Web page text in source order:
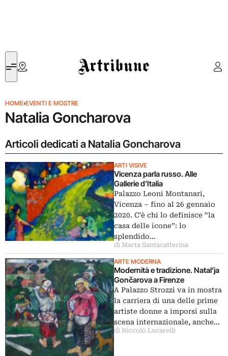
Artribune
HOME›EVENTI E MOSTRE
Natalia Goncharova
Articoli dedicati a Natalia Goncharova
ARTI VISIVE
Vicenza parla russo. Alle
Gallerie d’Italia
Palazzo Leoni Montanari,
Vicenza ‒ fino al 26 gennaio
2020. C'è chi lo definisce “la
casa delle icone”: lo
splendido…
di Marta Santacatterina
ARTE MODERNA
Modernità e tradizione. Natal’ja
Gončarova a Firenze
A Palazzo Strozzi va in mostra
la carriera di una delle prime
artiste donne a imporsi sulla
scena internazionale, anche…
di Niccolò Lucarelli